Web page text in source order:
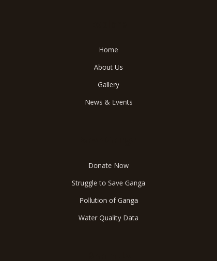
Home
About Us
Gallery
News & Events
Donate Now
Struggle to Save Ganga
Pollution of Ganga
Water Quality Data